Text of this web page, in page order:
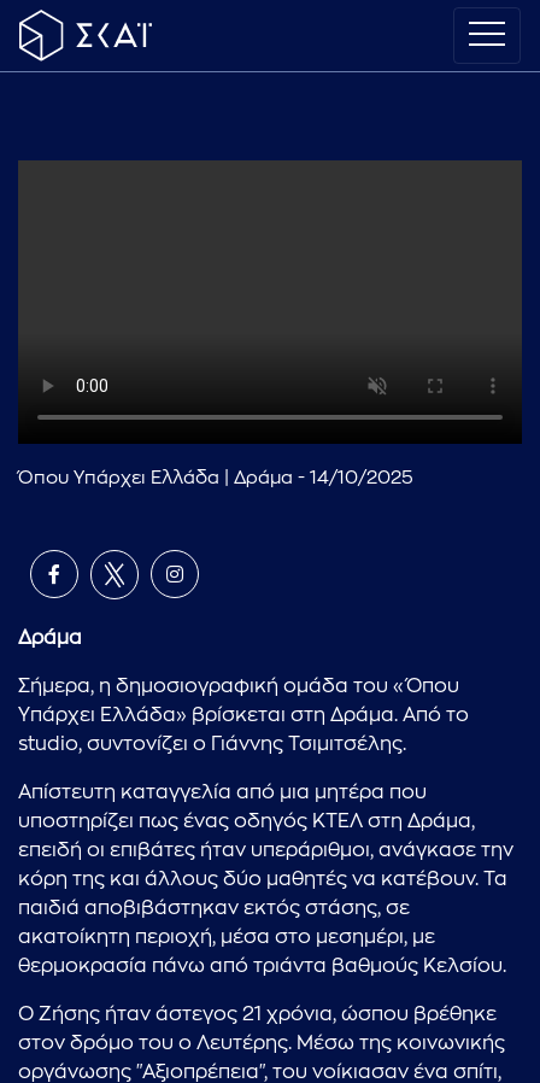
Όπου Υπάρχει Ελλάδα | Δράμα - 14/10/2025
Δράμα
Σήμερα, η δημοσιογραφική ομάδα του «Όπου
Υπάρχει Ελλάδα» βρίσκεται στη Δράμα. Από το
studio, συντονίζει ο Γιάννης Τσιμιτσέλης.
Απίστευτη καταγγελία από μια μητέρα που
υποστηρίζει πως ένας οδηγός ΚΤΕΛ στη Δράμα,
επειδή οι επιβάτες ήταν υπεράριθμοι, ανάγκασε την
κόρη της και άλλους δύο μαθητές να κατέβουν. Τα
παιδιά αποβιβάστηκαν εκτός στάσης, σε
ακατοίκητη περιοχή, μέσα στο μεσημέρι, με
θερμοκρασία πάνω από τριάντα βαθμούς Κελσίου.
Ο Ζήσης ήταν άστεγος 21 χρόνια, ώσπου βρέθηκε
στον δρόμο του ο Λευτέρης. Μέσω της κοινωνικής
οργάνωσης "Αξιοπρέπεια", του νοίκιασαν ένα σπίτι,